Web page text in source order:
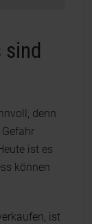
denn
ist es
können
ist